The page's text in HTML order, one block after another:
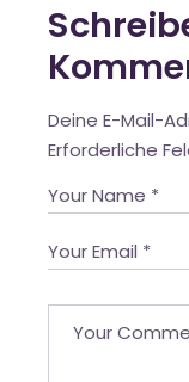
Deine E-Mail-
Erforderliche